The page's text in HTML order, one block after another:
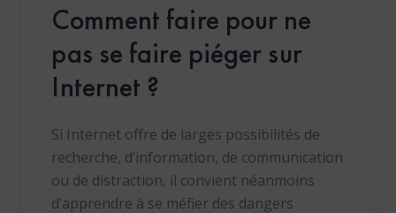
Comment faire pour ne
pas se faire piéger sur
Internet ?
Si Internet offre de larges possibilités de
recherche, d’information, de communication
ou de distraction, il convient néanmoins
d’apprendre à se méfier des dangers